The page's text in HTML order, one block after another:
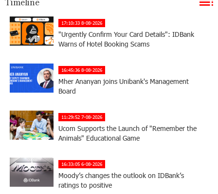
17:10:33 8-08-2026
"Urgently Confirm Your Card Details": IDBank
Warns of Hotel Booking Scams
16:45:36 8-08-2026
Mher Ananyan joins Unibank's Management
Board
11:29:52 7-08-2026
Ucom Supports the Launch of "Remember the
Animals" Educational Game
16:33:05 6-08-2026
Moody’s changes the outlook on IDBank’s
ratings to positive